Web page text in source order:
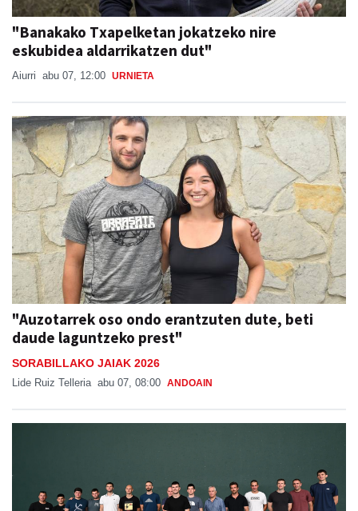
"Banakako Txapelketan jokatzeko nire
eskubidea aldarrikatzen dut"
Aiurri abu 07, 12:00 URNIETA
"Auzotarrek oso ondo erantzuten dute, beti
daude laguntzeko prest"
SORABILLAKO JAIAK 2026
Lide Ruiz Telleria abu 07, 08:00 ANDOAIN